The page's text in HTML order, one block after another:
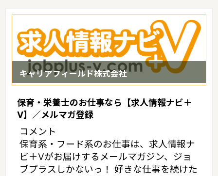
ることができます。明るい未来を担う児童の成長に不可欠である保
育士はこれから先も大いに期待される存在と言えます。
◆認可保育園の施設概要と特徴◆認可保育園は国の設置基準をクリ
アしたうえで、都道府県知事の許可を受けた児童福祉施設です。ま
た、認可保育園には公立・私立の2種類があり、職員に対する採用
件であり、さらにそれぞれ個別の採用試験を受け合格すると就業で
きます。公立の場合、例年6～9月に行われる保育士試験（公務員試
ピアノの試験、さらに適正試験も行われます。立場的に見ると、公
立は公務員であり私立は会社員と同様の立場です。認可保育園は保
育児童の人数に対する保育士の人数、また施設の広さや設備などが
細かに規定されています。基準を満たした施設のため、保育士が不
キャリアフィールド株式会社
保育・栄養士のお仕事なら【求人情報ナビ＋
V】／メルマガ登録
コメント
保育系・フード系のお仕事は、求人情報ナ
ビ＋Vがお届けするメールマガジン、ジョ
ブプラスしかないっ！ 好きな仕事を続けた